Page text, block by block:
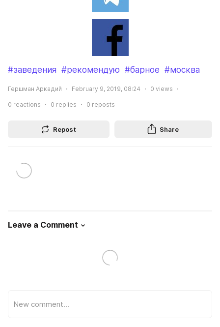
#заведения #рекомендую #барное #москва
Гершман Аркадий February 9, 2019, 08:24 0 views
0 reactions 0 replies 0 reposts
Repost Share
Leave a Comment